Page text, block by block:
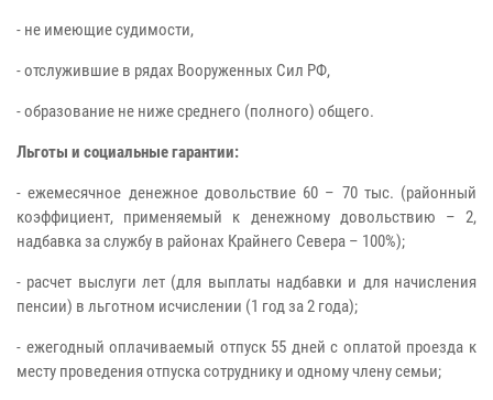
- не имеющие судимости,
- отслужившие в рядах Вооруженных Сил РФ,
- образование не ниже среднего (полного) общего.
Льготы и социальные гарантии:
- ежемесячное денежное довольствие 60 – 70 тыс. (районный
коэффициент, применяемый к денежному довольствию – 2,
надбавка за службу в районах Крайнего Севера – 100%);
- расчет выслуги лет (для выплаты надбавки и для начисления
пенсии) в льготном исчислении (1 год за 2 года);
- ежегодный оплачиваемый отпуск 55 дней с оплатой проезда к
месту проведения отпуска сотруднику и одному члену семьи;